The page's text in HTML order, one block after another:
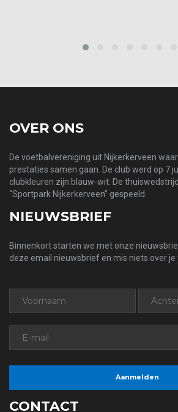
OVER ONS
De voetbalvereniging uit Nijkerkerveen
prestaties samen gaan. De club werd op 7
clubkleuren zijn blauw-wit. De
“Sportpark Nijkerkerveen” gespeeld.
NIEUWSBRIEF
Binnenkort starten we met onze
deze email nieuwsbrief en mis niets over je
CONTACT